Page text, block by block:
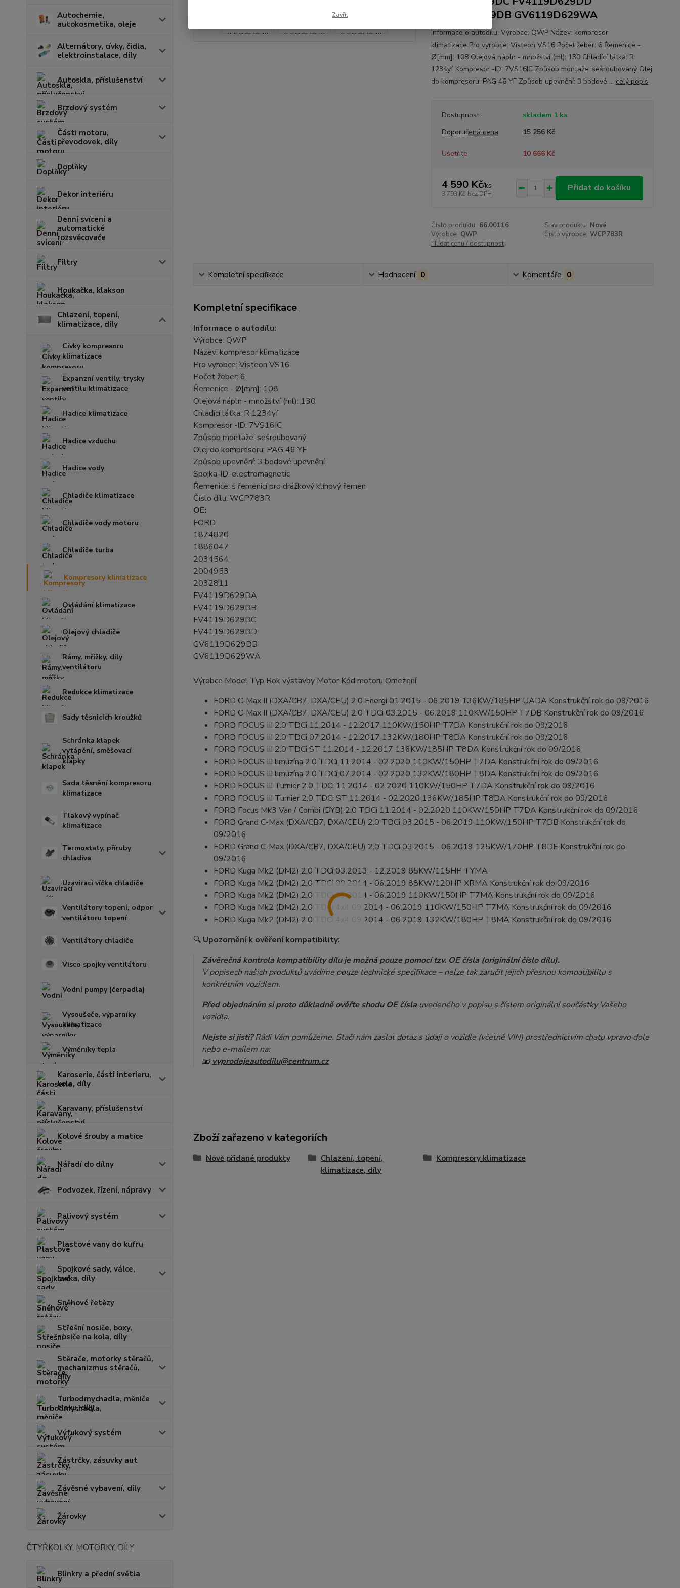
Autochemie,
autokosmetika, oleje
Alternátory, cívky, čidla,
elektroinstalace, díly
Autoskla, příslušenství
Brzdový systém
Části motoru,
převodovek, díly
Doplňky
Dekor interiéru
Denní svícení a
automatické
rozsvěcovače
Filtry
Houkačka, klakson
Chlazení, topení,
klimatizace, díly
Cívky kompresoru
klimatizace
Expanzní ventily, trysky
ventilu klimatizace
Hadice klimatizace
Hadice vzduchu
Hadice vody
Chladiče klimatizace
Chladiče vody motoru
Chladiče turba
Kompresory klimatizace
Ovládání klimatizace
Olejový chladiče
Rámy, mřížky, díly
ventilátoru
Redukce klimatizace
Sady těsnicích kroužků
Schránka klapek
vytápění, směšovací
klapky
Sada těsnění kompresoru
klimatizace
Tlakový vypínač
klimatizace
Termostaty, příruby
chladiva
Uzavírací víčka chladiče
Ventilátory topení, odpor
ventilátoru topení
Ventilátory chladiče
Visco spojky ventilátoru
Vodní pumpy (čerpadla)
Vysoušeče, výparníky
klimatizace
Výměníky tepla
Karoserie, části interieru,
kola, díly
Karavany, příslušenství
Kolové šrouby a matice
Nářadí do dílny
Podvozek, řízení, nápravy
Palivový systém
Plastové vany do kufru
Spojkové sady, válce,
lanka, díly
Sněhové řetězy
Střešní nosiče, boxy,
nosiče na kola, díly
Stěrače, motorky stěračů,
mechanizmus stěračů,
díly
Turbodmychadla, měniče
tlaku, díly
Výfukový systém
Zástrčky, zásuvky aut
Závěsné vybavení, díly
Žárovky
ČTYŘKOLKY, MOTORKY, DÍLY
Blinkry a přední světla
GV6119D629DB GV6119D629WA
Informace o autodílu: Výrobce: QWP Název: kompresor
klimatizace Pro vyrobce: Visteon VS16 Počet žeber: 6 Řemenice -
Ø[mm]: 108 Olejová nápln - množství (ml): 130 Chladící látka: R
1234yf Kompresor -ID: 7VS16IC Způsob montaže: sešroubovaný Olej
do kompresoru: PAG 46 YF Způsob upevnění: 3 bodové ... celý popis
Dostupnost
skladem 1 ks
Doporučená cena
15 256 Kč
Ušetříte 10 666 Kč
4 590 Kč/ks
3 793 Kč bez DPH
Přidat do košíku
Číslo produktu: 66.00116 Stav produktu: Nové
Výrobce: QWP Číslo výrobce: WCP783R
Hlídat cenu / dostupnost
Kompletní specifikace Hodnocení 0 Komentáře 0
Kompletní specifikace
Informace o autodílu:
Výrobce: QWP
Název: kompresor klimatizace
Pro vyrobce: Visteon VS16
Počet žeber: 6
Řemenice - Ø[mm]: 108
Olejová nápln - množství (ml): 130
Chladící látka: R 1234yf
Kompresor -ID: 7VS16IC
Způsob montaže: sešroubovaný
Olej do kompresoru: PAG 46 YF
Způsob upevnění: 3 bodové upevnění
Spojka-ID: electromagnetic
Řemenice: s řemenicí pro drážkový klínový řemen
Číslo dílu: WCP783R
OE:
FORD
1874820
1886047
2034564
2004953
2032811
FV4119D629DA
FV4119D629DB
FV4119D629DC
FV4119D629DD
GV6119D629DB
GV6119D629WA
Výrobce Model Typ Rok výstavby Motor Kód motoru Omezení
FORD C-Max II (DXA/CB7, DXA/CEU) 2.0 Energi 01.2015 - 06.2019 136KW/185HP UADA Konstrukční rok do 09/2016
FORD C-Max II (DXA/CB7, DXA/CEU) 2.0 TDCi 03.2015 - 06.2019 110KW/150HP T7DB Konstrukční rok do 09/2016
FORD FOCUS III 2.0 TDCi 11.2014 - 12.2017 110KW/150HP T7DA Konstrukční rok do 09/2016
FORD FOCUS III 2.0 TDCi 07.2014 - 12.2017 132KW/180HP T8DA Konstrukční rok do 09/2016
FORD FOCUS III 2.0 TDCi ST 11.2014 - 12.2017 136KW/185HP T8DA Konstrukční rok do 09/2016
FORD FOCUS III limuzína 2.0 TDCi 11.2014 - 02.2020 110KW/150HP T7DA Konstrukční rok do 09/2016
FORD FOCUS III limuzína 2.0 TDCi 07.2014 - 02.2020 132KW/180HP T8DA Konstrukční rok do 09/2016
FORD FOCUS III Turnier 2.0 TDCi 11.2014 - 02.2020 110KW/150HP T7DA Konstrukční rok do 09/2016
FORD FOCUS III Turnier 2.0 TDCi ST 11.2014 - 02.2020 136KW/185HP T8DA Konstrukční rok do 09/2016
FORD Focus Mk3 Van / Combi (DYB) 2.0 TDCi 11.2014 - 02.2020 110KW/150HP T7DA Konstrukční rok do 09/2016
FORD Grand C-Max (DXA/CB7, DXA/CEU) 2.0 TDCi 03.2015 - 06.2019 110KW/150HP T7DB Konstrukční rok do
09/2016
FORD Grand C-Max (DXA/CB7, DXA/CEU) 2.0 TDCi 03.2015 - 06.2019 125KW/170HP T8DE Konstrukční rok do
09/2016
FORD Kuga Mk2 (DM2) 2.0 TDCi 03.2013 - 12.2019 85KW/115HP TYMA
FORD Kuga Mk2 (DM2) 2.0 TDCi 09.2014 - 06.2019 88KW/120HP XRMA Konstrukční rok do 09/2016
FORD Kuga Mk2 (DM2) 2.0 TDCi 09.2014 - 06.2019 110KW/150HP T7MA Konstrukční rok do 09/2016
FORD Kuga Mk2 (DM2) 2.0 TDCi 4x4 09.2014 - 06.2019 110KW/150HP T7MA Konstrukční rok do 09/2016
FORD Kuga Mk2 (DM2) 2.0 TDCi 4x4 09.2014 - 06.2019 132KW/180HP T8MA Konstrukční rok do 09/2016
🔍 Upozornění k ověření kompatibility:
Závěrečná kontrola kompatibility dílu je možná pouze pomocí tzv. OE čísla (originální číslo dílu).
V popisech našich produktů uvádíme pouze technické specifikace – nelze tak zaručit jejich přesnou kompatibilitu s
konkrétním vozidlem.
Před objednáním si proto důkladně ověřte shodu OE číslauvedeného v popisu s číslem originální součástky Vašeho
vozidla.
Nejste si jisti?Rádi Vám pomůžeme. Stačí nám zaslat dotaz s údaji o vozidle (včetně VIN) prostřednictvím chatu vpravo dole
nebo e-mailem na:
📧vyprodejeautodilu@centrum.cz
Zboží zařazeno v kategoriích
Nově přidané produkty
Chlazení, topení,
klimatizace, díly
Kompresory klimatizace
Zavřít